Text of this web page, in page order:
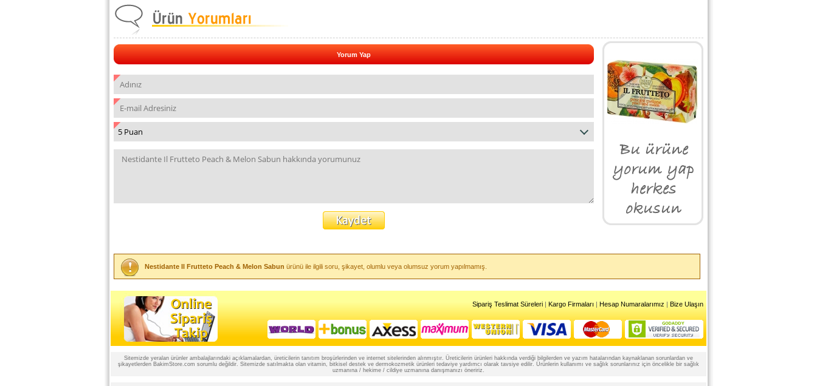
Yorum Yap
Nestidante Il Frutteto Peach & Melon Sabun ürünü ile ilgili soru, şikayet, olumlu veya olumsuz yorum yapılmamış.
Sipariş Teslimat Süreleri | Kargo Firmaları | Hesap Numaralarımız | Bize Ulaşın
Sitemizde yeralan ürünler ambalajlarındaki açıklamalardan, üreticilerin tanıtım broşürlerinden ve internet sitelerinden alınmıştır. Üreticilerin ürünleri hakkında verdiği bilgilerden ve yazım hatalarından kaynaklanan sorunlardan ve
şikayetlerden BakimStore.com sorumlu değildir. Sitemizde satılmakta olan vitamin, bitkisel destek ve dermokozmetik ürünleri tedaviye yardımcı olarak tavsiye edilir. Ürünlerin kullanımı ve sağlık sorunlarınız için öncelikle bir sağlık
uzmanına / hekime / cildiye uzmanına danışmanızı öneririz.